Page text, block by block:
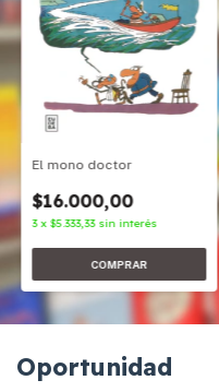
El mono doctor
$16.000,00
3 x $5.333,33 sin interés
Oportunidad